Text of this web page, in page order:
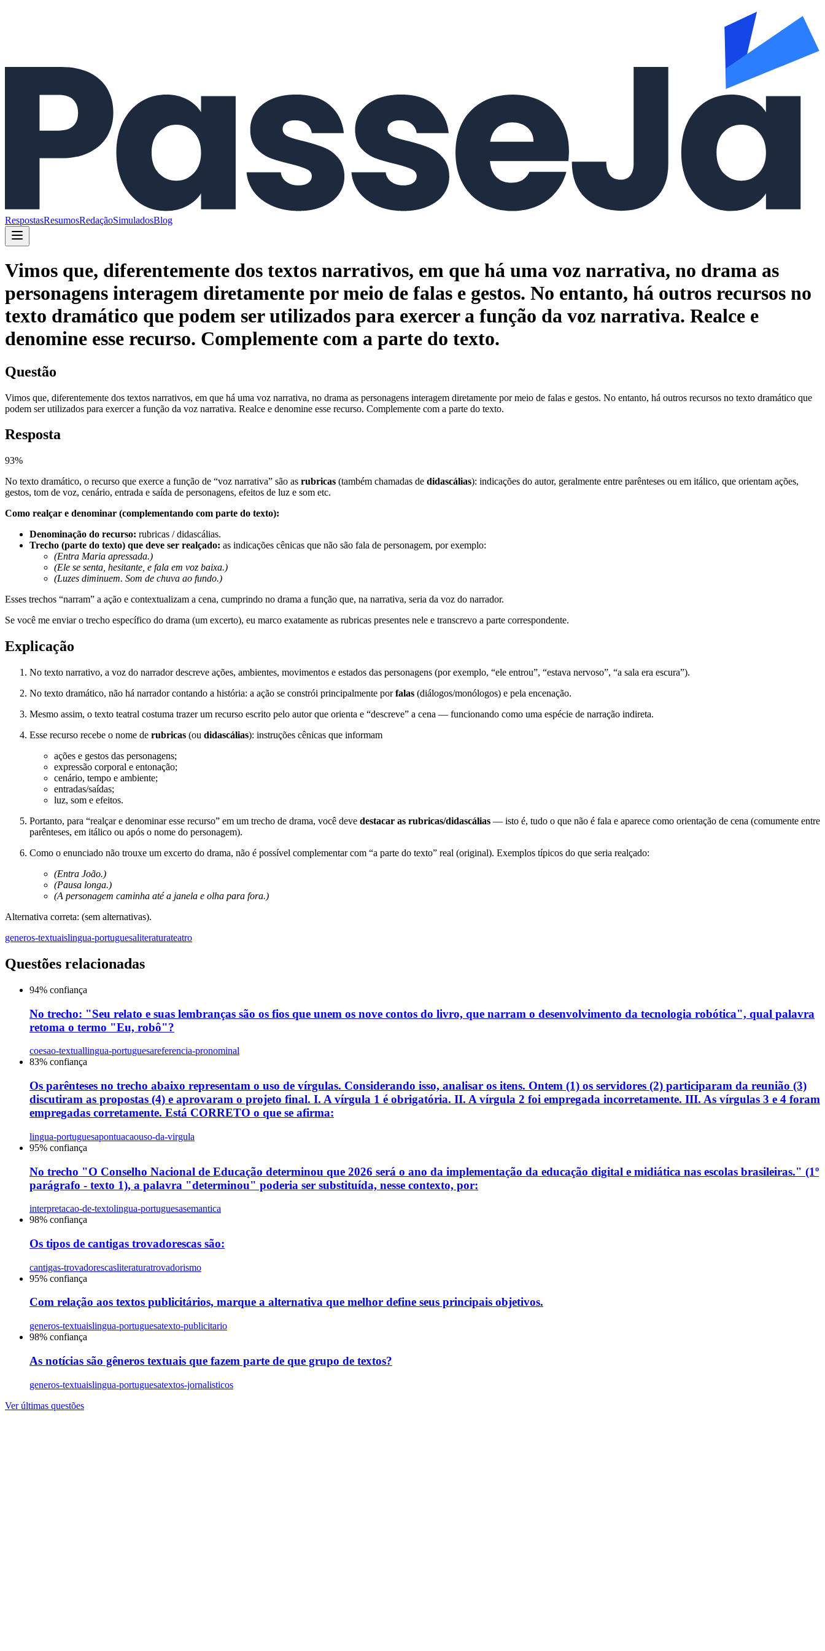
RespostasResumosRedaçãoSimuladosBlog
Vimos que, diferentemente dos textos narrativos, em que há uma voz narrativa, no drama as
personagens interagem diretamente por meio de falas e gestos. No entanto, há outros recursos no
texto dramático que podem ser utilizados para exercer a função da voz narrativa. Realce e
denomine esse recurso. Complemente com a parte do texto.
Questão
Vimos que, diferentemente dos textos narrativos, em que há uma voz narrativa, no drama as personagens interagem diretamente por meio de falas e gestos. No entanto, há outros recursos no texto dramático que
podem ser utilizados para exercer a função da voz narrativa. Realce e denomine esse recurso. Complemente com a parte do texto.
Resposta
93%
No texto dramático, o recurso que exerce a função de “voz narrativa” são as rubricas (também chamadas de didascálias): indicações do autor, geralmente entre parênteses ou em itálico, que orientam ações,
gestos, tom de voz, cenário, entrada e saída de personagens, efeitos de luz e som etc.
Como realçar e denominar (complementando com parte do texto):
Denominação do recurso: rubricas / didascálias.
Trecho (parte do texto) que deve ser realçado: as indicações cênicas que não são fala de personagem, por exemplo:
(Entra Maria apressada.)
(Ele se senta, hesitante, e fala em voz baixa.)
(Luzes diminuem. Som de chuva ao fundo.)
Esses trechos “narram” a ação e contextualizam a cena, cumprindo no drama a função que, na narrativa, seria da voz do narrador.
Se você me enviar o trecho específico do drama (um excerto), eu marco exatamente as rubricas presentes nele e transcrevo a parte correspondente.
Explicação
No texto narrativo, a voz do narrador descreve ações, ambientes, movimentos e estados das personagens (por exemplo, “ele entrou”, “estava nervoso”, “a sala era escura”).
No texto dramático, não há narrador contando a história: a ação se constrói principalmente porfalas (diálogos/monólogos) e pela encenação.
Mesmo assim, o texto teatral costuma trazer um recurso escrito pelo autor que orienta e “descreve” a cena — funcionando como uma espécie de narração indireta.
Esse recurso recebe o nome de rubricas (ou didascálias): instruções cênicas que informam
ações e gestos das personagens;
expressão corporal e entonação;
cenário, tempo e ambiente;
entradas/saídas;
luz, som e efeitos.
Portanto, para “realçar e denominar esse recurso” em um trecho de drama, você deve destacar as rubricas/didascálias — isto é, tudo o que não é fala e aparece como orientação de cena (comumente entre
parênteses, em itálico ou após o nome do personagem).
Como o enunciado não trouxe um excerto do drama, não é possível complementar com “a parte do texto” real (original). Exemplos típicos do que seria realçado:
(Entra João.)
(Pausa longa.)
(A personagem caminha até a janela e olha para fora.)
Alternativa correta: (sem alternativas).
generos-textuaislingua-portuguesaliteraturateatro
Questões relacionadas
94% confiança
No trecho: "Seu relato e suas lembranças são os fios que unem os nove contos do livro, que narram o desenvolvimento da tecnologia robótica", qual palavra
retoma o termo "Eu, robô"?
coesao-textuallingua-portuguesareferencia-pronominal
83% confiança
Os parênteses no trecho abaixo representam o uso de vírgulas. Considerando isso, analisar os itens. Ontem (1) os servidores (2) participaram da reunião (3)
discutiram as propostas (4) e aprovaram o projeto final. I. A vírgula 1 é obrigatória. II. A vírgula 2 foi empregada incorretamente. III. As vírgulas 3 e 4 foram
empregadas corretamente. Está CORRETO o que se afirma:
lingua-portuguesapontuacaouso-da-virgula
95% confiança
No trecho "O Conselho Nacional de Educação determinou que 2026 será o ano da implementação da educação digital e midiática nas escolas brasileiras." (1º
parágrafo - texto 1), a palavra "determinou" poderia ser substituída, nesse contexto, por:
interpretacao-de-textolingua-portuguesasemantica
98% confiança
Os tipos de cantigas trovadorescas são:
cantigas-trovadorescasliteraturatrovadorismo
95% confiança
Com relação aos textos publicitários, marque a alternativa que melhor define seus principais objetivos.
generos-textuaislingua-portuguesatexto-publicitario
98% confiança
As notícias são gêneros textuais que fazem parte de que grupo de textos?
generos-textuaislingua-portuguesatextos-jornalisticos
Ver últimas questões